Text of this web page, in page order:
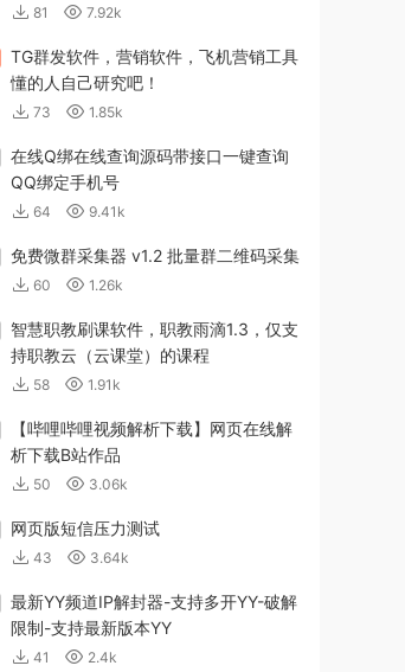
81 7.92k
TG群发软件，营销软件，飞机营销工具
懂的人自己研究吧！
73 1.85k
在线Q绑在线查询源码带接口一键查询
QQ绑定手机号
64 9.41k
免费微群采集器 v1.2 批量群二维码采集
60 1.26k
智慧职教刷课软件，职教雨滴1.3，仅支
持职教云（云课堂）的课程
58 1.91k
【哔哩哔哩视频解析下载】网页在线解
析下载B站作品
50 3.06k
网页版短信压力测试
43 3.64k
最新YY频道IP解封器-支持多开YY-破解
限制-支持最新版本YY
41 2.4k